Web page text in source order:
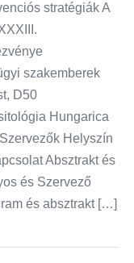
stratégiák A
szakemberek
D50
Hungarica
Helyszín
Absztrakt és
és Szervező
és absztrakt […]